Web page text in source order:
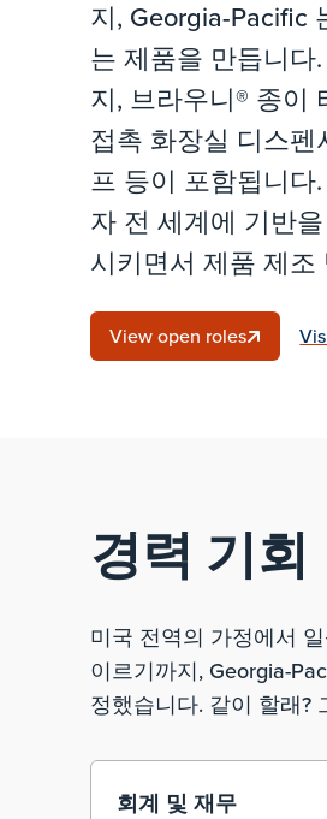
지, Georgia-Pacific
는 제품을 만듭니
지, 브라우니® 종이
접촉 화장실 디스펜
프 등이 포함됩니
자 전 세계에 기반
시키면서 제품 제
View open roles
경력 기회
미국 전역의 가정에서
이르기까지, Georgia-
정했습니다. 같이 할래?
회계 및 재무